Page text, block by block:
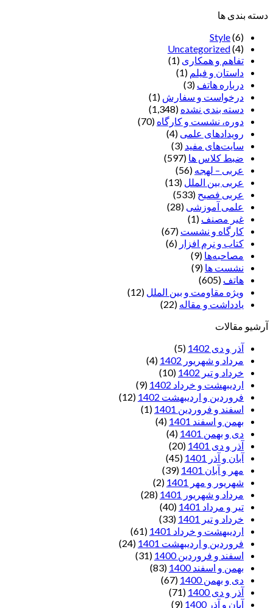
دسته بندی ها
Style(6)
Uncategorized(4)
تفاهم و همکاری (1)
داستان و فیلم (1)
درباره هاتف (3)
درخواست و سفارش (1)
دسته بندی نشده (1,348)
دوره، نشست و کارگاه (70)
رویدادهای علمی (4)
سایت‌های مفید (3)
ضبط کلاس ها (597)
عربی – لهجه (56)
عربی بین الملل (13)
عربی فصیح (533)
علمی آموزشی (28)
غير مصنف (1)
کارگاه و نشست (67)
کتاب و نرم افزار (6)
مصاحبه‌ها (9)
نشست ها (9)
هاتف (605)
ویژه مقاومت و بین الملل (12)
یادداشت‌ و مقاله (22)
آرشیو مقالات
آذر و دی 1402
(5)
مرداد و شهریور 1402
(4)
خرداد و تیر 1402
(10)
اردیبهشت و خرداد 1402
(9)
فروردین و اردیبهشت 1402
(12)
اسفند و فروردین 1401
(1)
بهمن و اسفند 1401
(4)
دی و بهمن 1401
(4)
آذر و دی 1401
(20)
آبان و آذر 1401
(45)
مهر و آبان 1401
(39)
شهریور و مهر 1401
(2)
مرداد و شهریور 1401
(28)
تیر و مرداد 1401
(40)
خرداد و تیر 1401
(33)
اردیبهشت و خرداد 1401
(61)
فروردین و اردیبهشت 1401
(24)
اسفند و فروردین 1400
(31)
بهمن و اسفند 1400
(83)
دی و بهمن 1400
(67)
آذر و دی 1400
(71)
آبان و آذر 1400
(9)